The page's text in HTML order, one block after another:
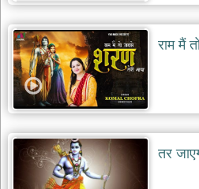
विष्णु
भजन
vishnu
bhajans
बाबा
बालक
नाथ
भजन
baba
balak
nath
bhajans
राम मैं
तर